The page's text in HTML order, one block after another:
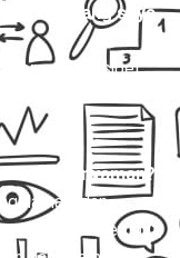
Cikarang saya
fleksibel
minimal 12–
dan nyaman?
dan
antar-jemput,